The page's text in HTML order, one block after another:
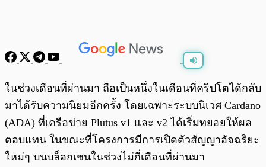
พร้อมเล่น 0:00 / 0:00
ในช่วงเดือนที่ผ่านมา ถือเป็นหนึ่งในเดือนที่คริปโตได้กลับ
มาได้รับความนิยมอีกครั้ง โดยเฉพาะระบบนิเวศ Cardano
(ADA) ที่เครือข่าย Plutus v1 และ v2 ได้เริ่มทยอยให้ผล
ตอบแทน ในขณะที่โครงการมีการเปิดตัวสัญญาอัจฉริยะ
ใหม่ๆ บนบล็อกเชนในช่วงไม่กี่เดือนที่ผ่านมา